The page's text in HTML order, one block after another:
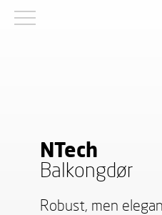
NTech
Balkongdør
Robust, men